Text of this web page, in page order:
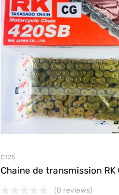
C125
Chaine de transmission RK
(0 reviews)